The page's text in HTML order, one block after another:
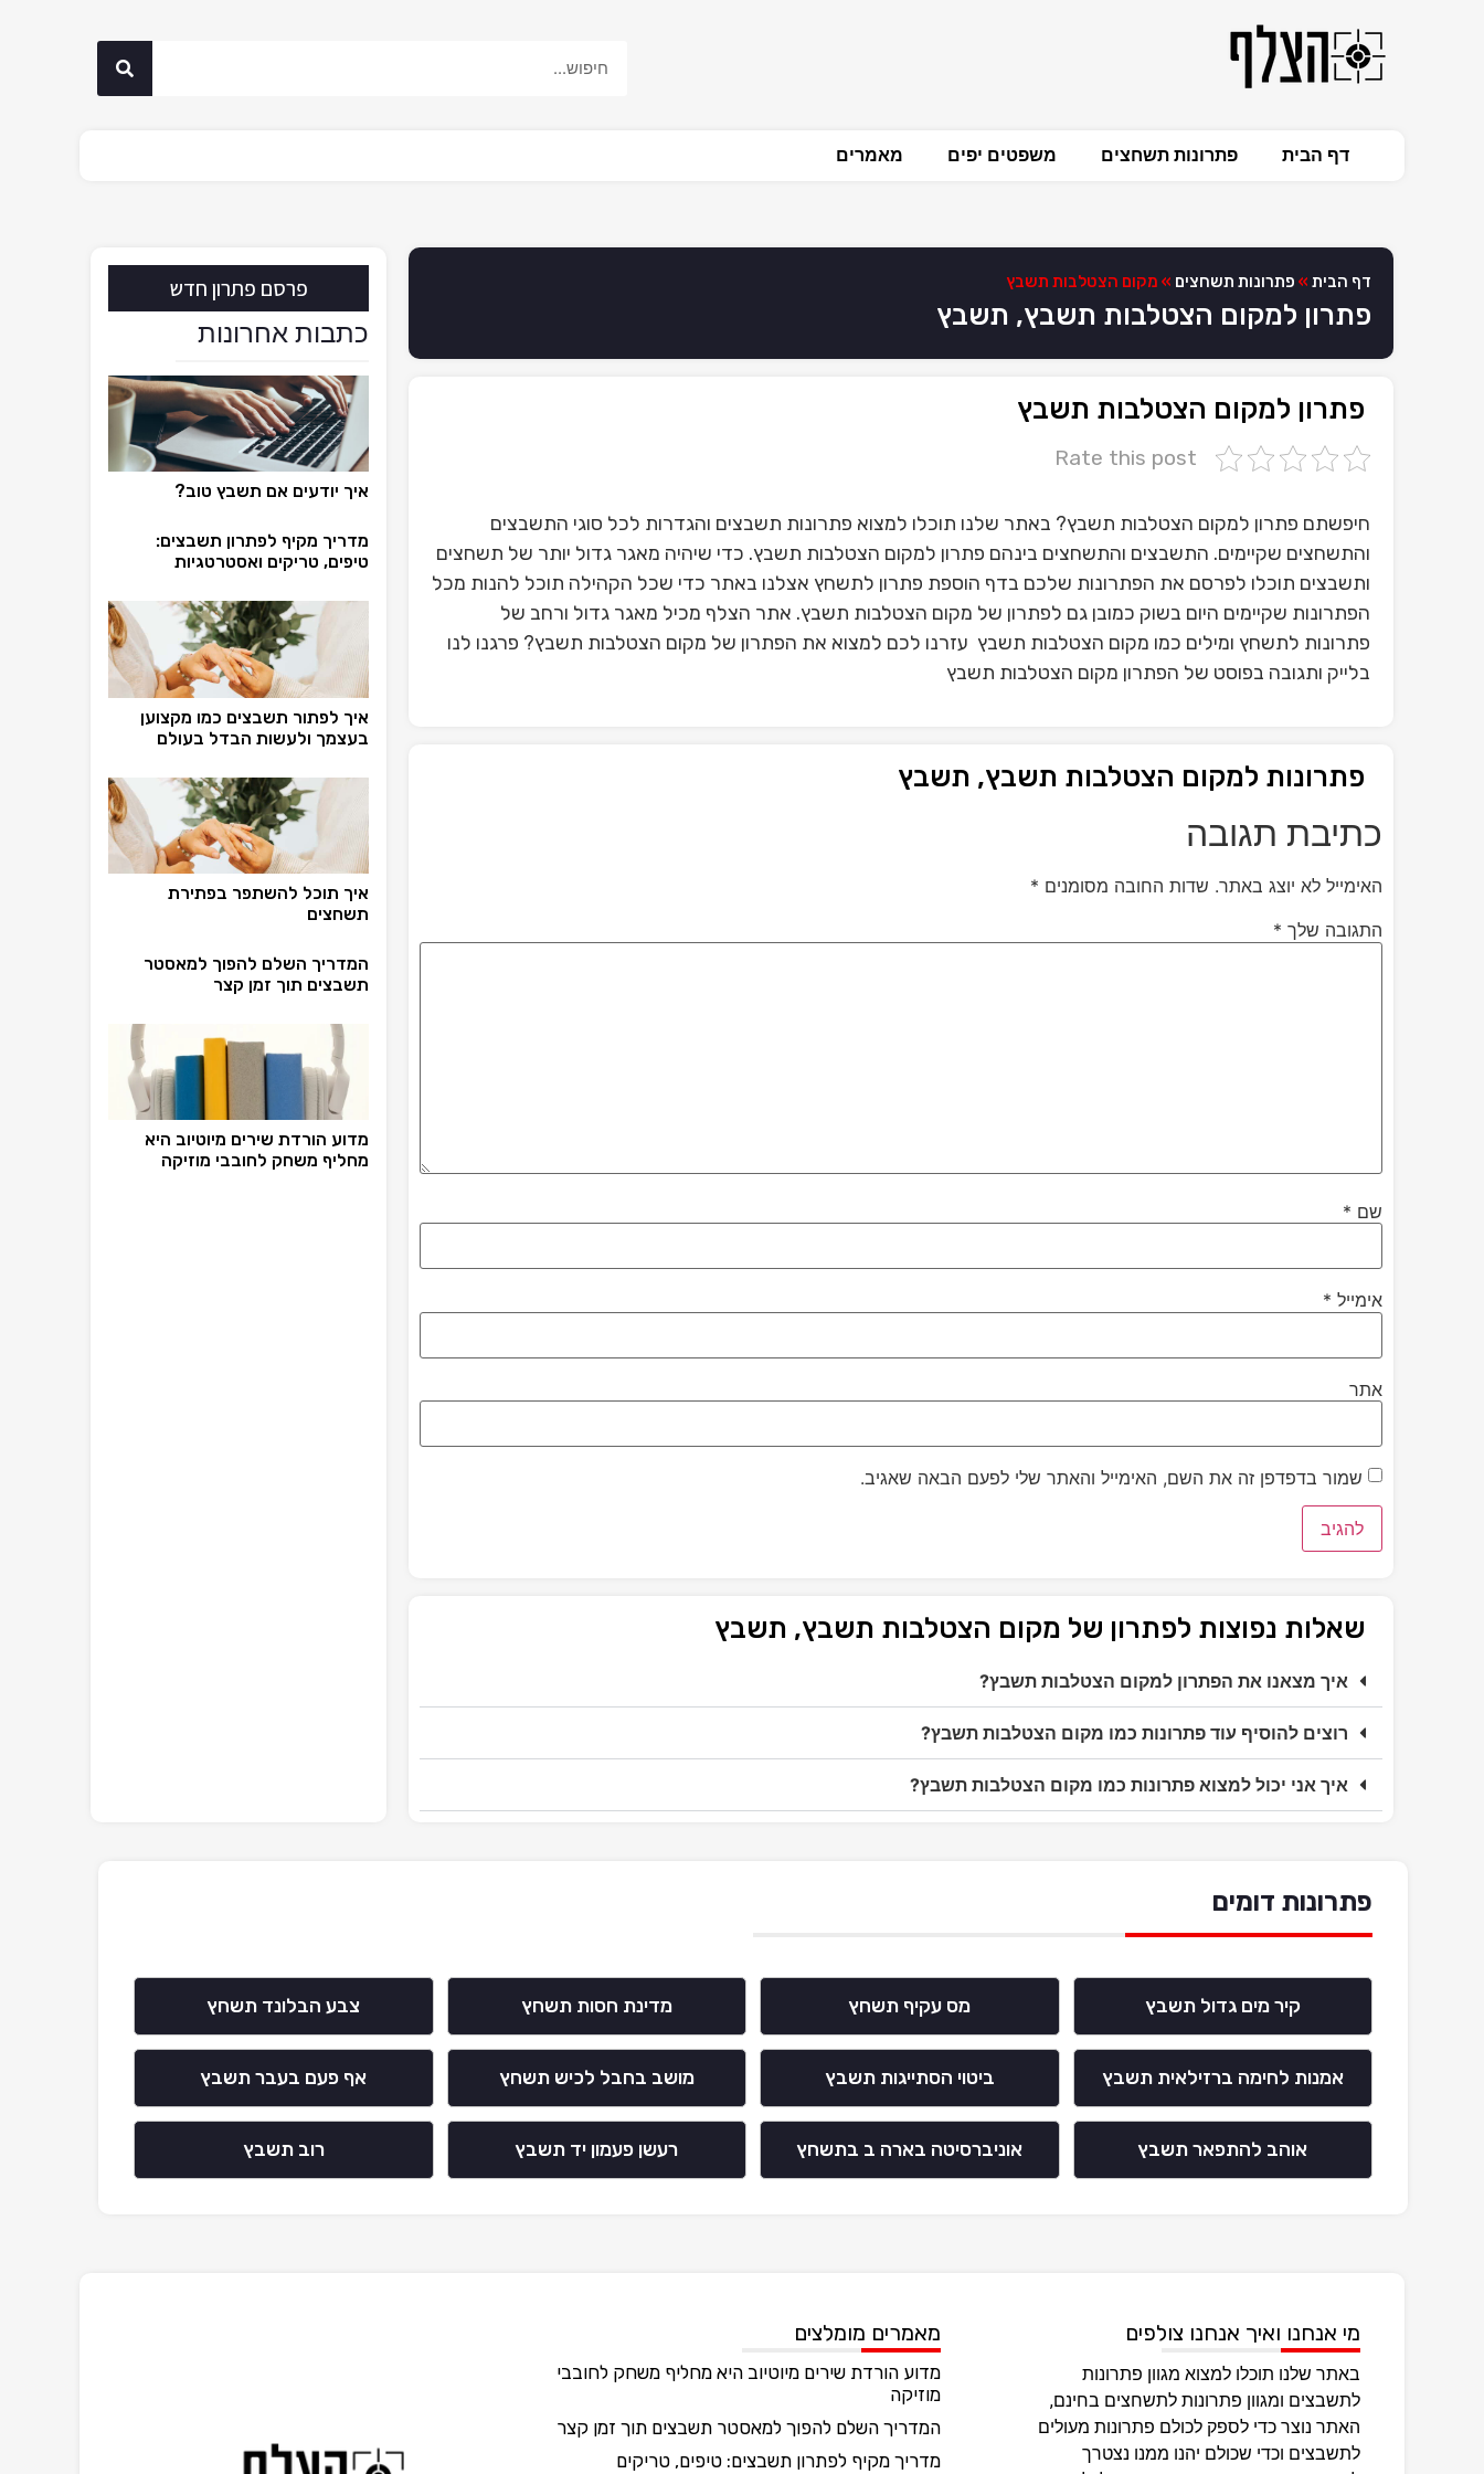
דף הבית פתרונות תשחצים משפטים יפים מאמרים
דף הבית » פתרונות תשחצים » מקום הצטלבות תשבץ
פתרון למקום הצטלבות תשבץ, תשבץ
פתרון למקום הצטלבות תשבץ
Rate this post
חיפשתם פתרון למקום הצטלבות תשבץ? באתר שלנו תוכלו למצוא פתרונות תשבצים והגדרות לכל סוגי התשבצים
והתשחצים שקיימים. התשבצים והתשחצים בינהם פתרון למקום הצטלבות תשבץ. כדי שיהיה מאגר גדול יותר של תשחצים
ותשבצים תוכלו לפרסם את הפתרונות שלכם בדף הוספת פתרון לתשחץ אצלנו באתר כדי שכל הקהילה תוכל להנות מכל
הפתרונות שקיימים היום בשוק כמובן גם לפתרון של מקום הצטלבות תשבץ. אתר הצלף מכיל מאגר גדול ורחב של
פתרונות לתשחץ ומילים כמו מקום הצטלבות תשבץ עזרנו לכם למצוא את הפתרון של מקום הצטלבות תשבץ? פרגנו לנו
בלייק ותגובה בפוסט של הפתרון מקום הצטלבות תשבץ
פתרונות למקום הצטלבות תשבץ, תשבץ
כתיבת תגובה
האימייל לא יוצג באתר. שדות החובה מסומנים *
התגובה שלך *
שם *
אימייל *
אתר
שמור בדפדפן זה את השם, האימייל והאתר שלי לפעם הבאה שאגיב.
שאלות נפוצות לפתרון של מקום הצטלבות תשבץ, תשבץ
איך מצאנו את הפתרון למקום הצטלבות תשבץ?
רוצים להוסיף עוד פתרונות כמו מקום הצטלבות תשבץ?
איך אני יכול למצוא פתרונות כמו מקום הצטלבות תשבץ?
פרסם פתרון חדש
כתבות אחרונות
איך יודעים אם תשבץ טוב?
מדריך מקיף לפתרון תשבצים:
טיפים, טריקים ואסטרטגיות
איך לפתור תשבצים כמו מקצוען
בעצמך ולעשות הבדל בעולם
איך תוכל להשתפר בפתירת
תשחצים
המדריך השלם להפוך למאסטר
תשבצים תוך זמן קצר
מדוע הורדת שירים מיוטיוב היא
מחליף משחק לחובבי מוזיקה
פתרונות דומים
קיר מים גדול תשבץ מס עקיף תשחץ מדינת חסות תשחץ צבע הבלונד תשחץ
אמנות לחימה ברזילאית תשבץ ביטוי הסתייגות תשבץ מושב בחבל לכיש תשחץ אף פעם בעבר תשבץ
אוהב להתפאר תשבץ אוניברסיטה בארה ב בתשחץ רעשן פעמון יד תשבץ רוב תשבץ
מי אנחנו ואיך אנחנו צולפים
באתר שלנו תוכלו למצוא מגוון פתרונות
לתשבצים ומגוון פתרונות לתשחצים בחינם,
האתר נוצר כדי לספק לכולם פתרונות מעולים
לתשבצים וכדי שכולם יהנו ממנו נצטרך
מאמרים מומלצים
מדוע הורדת שירים מיוטיוב היא מחליף משחק לחובבי
מוזיקה
המדריך השלם להפוך למאסטר תשבצים תוך זמן קצר
מדריך מקיף לפתרון תשבצים: טיפים, טריקים